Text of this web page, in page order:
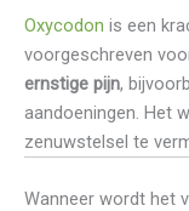
Oxycodon is een
voorgeschreven
ernstige pijn,
aandoeningen. Het
zenuwstelsel te
Wanneer wordt het